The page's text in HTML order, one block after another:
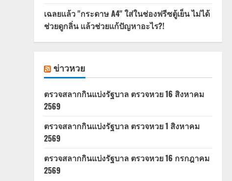
เฉลยแล้ว "กระดาษ A4" ใส่ในช่องฟรีซตู้เย็น ไม่ได้
ช่วยดูกลิ่น แล้วช่วยแก้ปัญหาอะไร?!
ข่าวหวย
ตรวจสลากกินแบ่งรัฐบาล ตรวจหวย 16 สิงหาคม
2569
ตรวจสลากกินแบ่งรัฐบาล ตรวจหวย 1 สิงหาคม
2569
ตรวจสลากกินแบ่งรัฐบาล ตรวจหวย 16 กรกฎาคม
2569